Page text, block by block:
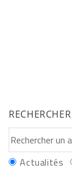
RECHERCHER
Actualités